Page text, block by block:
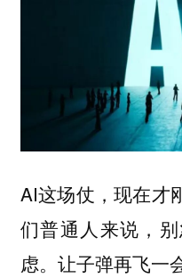
AI这场仗，现在才
们普通人来说，
虑。让子弹再飞一